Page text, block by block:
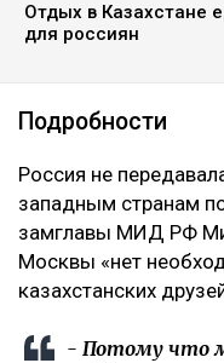
Отдых в Казахстане
для россиян
Подробности
‎Россия не
западным странам
замглавы МИД РФ
Москвы «нет
казахстанских
‎- Потому что